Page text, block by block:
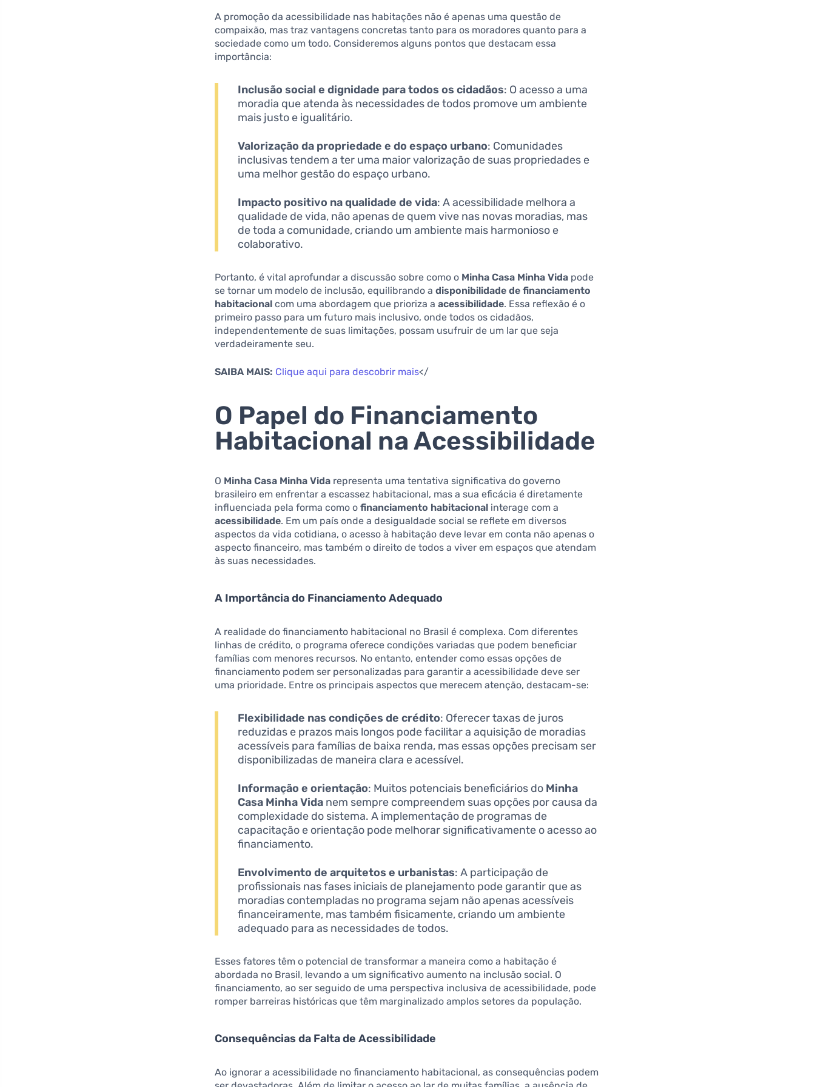
A promoção da acessibilidade nas habitações não é apenas uma questão de
compaixão, mas traz vantagens concretas tanto para os moradores quanto para a
sociedade como um todo. Consideremos alguns pontos que destacam essa
importância:
Inclusão social e dignidade para todos os cidadãos: O acesso a uma
moradia que atenda às necessidades de todos promove um ambiente
mais justo e igualitário.
Valorização da propriedade e do espaço urbano: Comunidades
inclusivas tendem a ter uma maior valorização de suas propriedades e
uma melhor gestão do espaço urbano.
Impacto positivo na qualidade de vida: A acessibilidade melhora a
qualidade de vida, não apenas de quem vive nas novas moradias, mas
de toda a comunidade, criando um ambiente mais harmonioso e
colaborativo.
Portanto, é vital aprofundar a discussão sobre como o Minha Casa Minha Vida pode
se tornar um modelo de inclusão, equilibrando adisponibilidade de financiamento
habitacional com uma abordagem que prioriza aacessibilidade. Essa reflexão é o
primeiro passo para um futuro mais inclusivo, onde todos os cidadãos,
independentemente de suas limitações, possam usufruir de um lar que seja
verdadeiramente seu.
SAIBA MAIS: Clique aqui para descobrir mais</
O Papel do Financiamento
Habitacional na Acessibilidade
O Minha Casa Minha Vida representa uma tentativa significativa do governo
brasileiro em enfrentar a escassez habitacional, mas a sua eficácia é diretamente
influenciada pela forma como ofinanciamento habitacional interage com a
acessibilidade. Em um país onde a desigualdade social se reflete em diversos
aspectos da vida cotidiana, o acesso à habitação deve levar em conta não apenas o
aspecto financeiro, mas também o direito de todos a viver em espaços que atendam
às suas necessidades.
A Importância do Financiamento Adequado
A realidade do financiamento habitacional no Brasil é complexa. Com diferentes
linhas de crédito, o programa oferece condições variadas que podem beneficiar
famílias com menores recursos. No entanto, entender como essas opções de
financiamento podem ser personalizadas para garantir a acessibilidade deve ser
uma prioridade. Entre os principais aspectos que merecem atenção, destacam-se:
Flexibilidade nas condições de crédito: Oferecer taxas de juros
reduzidas e prazos mais longos pode facilitar a aquisição de moradias
acessíveis para famílias de baixa renda, mas essas opções precisam ser
disponibilizadas de maneira clara e acessível.
Informação e orientação: Muitos potenciais beneficiários do Minha
Casa Minha Vida nem sempre compreendem suas opções por causa da
complexidade do sistema. A implementação de programas de
capacitação e orientação pode melhorar significativamente o acesso ao
financiamento.
Envolvimento de arquitetos e urbanistas: A participação de
profissionais nas fases iniciais de planejamento pode garantir que as
moradias contempladas no programa sejam não apenas acessíveis
financeiramente, mas também fisicamente, criando um ambiente
adequado para as necessidades de todos.
Esses fatores têm o potencial de transformar a maneira como a habitação é
abordada no Brasil, levando a um significativo aumento na inclusão social. O
financiamento, ao ser seguido de uma perspectiva inclusiva de acessibilidade, pode
romper barreiras históricas que têm marginalizado amplos setores da população.
Consequências da Falta de Acessibilidade
Ao ignorar a acessibilidade no financiamento habitacional, as consequências podem